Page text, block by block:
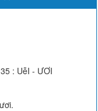
: UễI - ƯƠI